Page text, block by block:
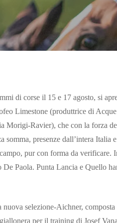
di corse il 15 e 17 agosto, si
Limestone (produttrice di
Ravier), che con la forza
presenze dall’intera
pur con forma da verificare.
Paola. Punta Lancia e Quello
selezione-Aichner, composta
per il training di Josef